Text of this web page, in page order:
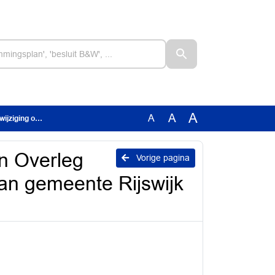
B&W 1 A A A
Vorige pagina
Overleg
gemeente Rijswijk